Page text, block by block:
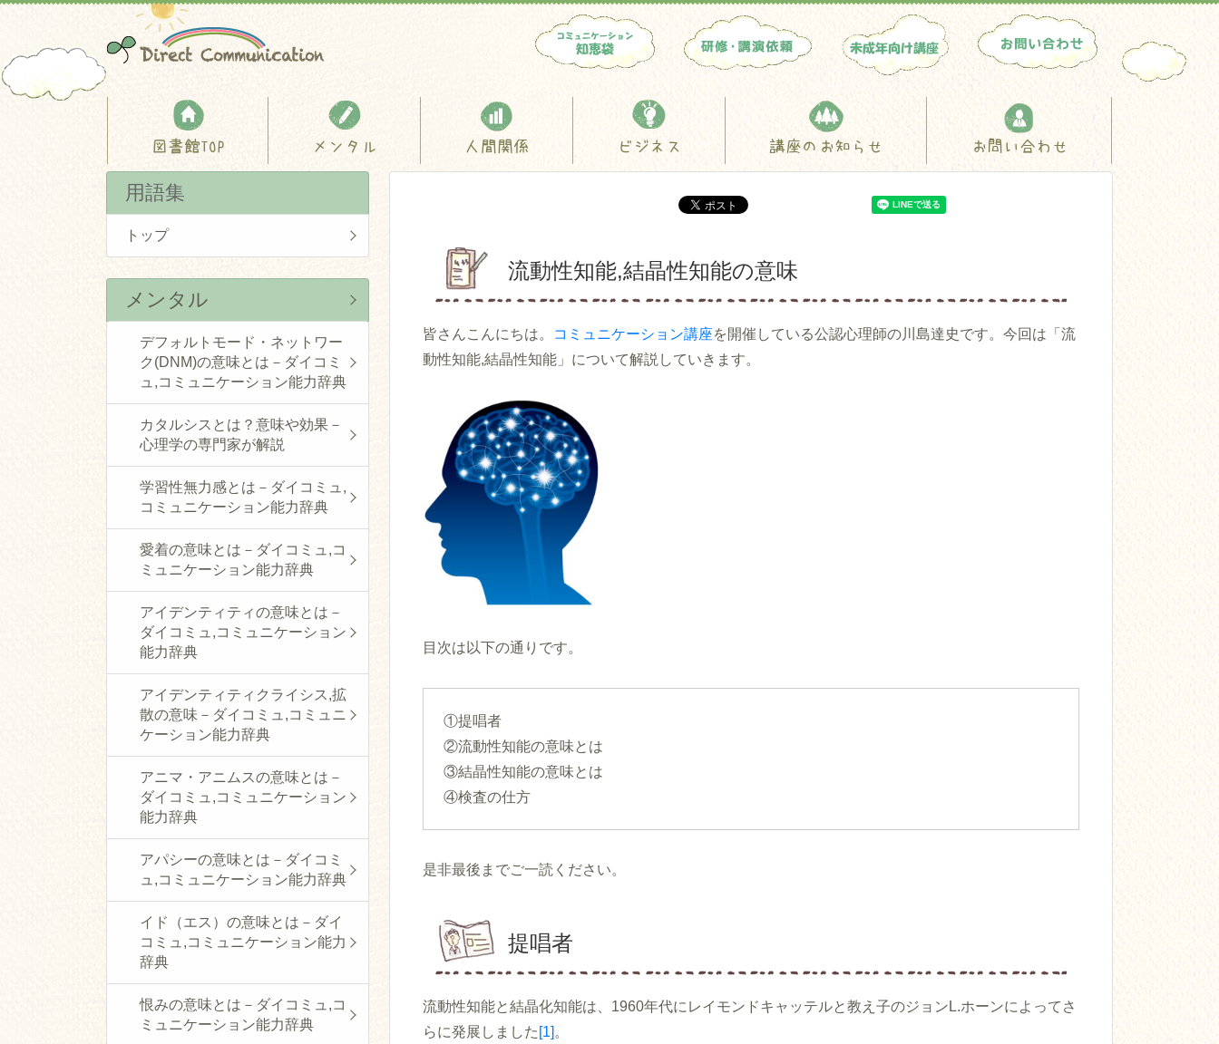
図書館TOP メンタル 人間関係 ビジネス 講座のお知らせ お問い合わせ
流動性知能,結晶性知能の意味
皆さんこんにちは。 コミュニケーション講座を開催している公認心理師の川島達史です。今回は「流
動性知能,結晶性知能」について解説していきます。
目次は以下の通りです。
①提唱者
②流動性知能の意味とは
③結晶性知能の意味とは
④検査の仕方
是非最後までご一読ください。
提唱者
流動性知能と結晶化知能は、1960年代にレイモンドキャッテルと教え子のジョンL.ホーンによってさ
らに発展しました [1]。
用語集
トップ
メンタル
デフォルトモード・ネットワー
ク(DNM)の意味とは－ダイコミ
ュ,コミュニケーション能力辞典
カタルシスとは？意味や効果－
心理学の専門家が解説
学習性無力感とは－ダイコミュ,
コミュニケーション能力辞典
愛着の意味とは－ダイコミュ,コ
ミュニケーション能力辞典
アイデンティティの意味とは－
ダイコミュ,コミュニケーション
能力辞典
アイデンティティクライシス,拡
散の意味－ダイコミュ,コミュニ
ケーション能力辞典
アニマ・アニムスの意味とは－
ダイコミュ,コミュニケーション
能力辞典
アパシーの意味とは－ダイコミ
ュ,コミュニケーション能力辞典
イド（エス）の意味とは－ダイ
コミュ,コミュニケーション能力
辞典
恨みの意味とは－ダイコミュ,コ
ミュニケーション能力辞典